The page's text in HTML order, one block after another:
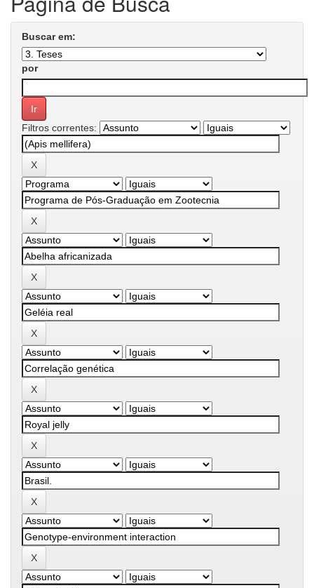
Buscar em:
por
Filtros correntes: